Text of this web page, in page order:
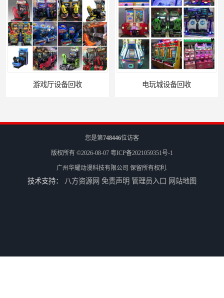
电玩城设备回收
您是第748446位访客
版权所有 ©2026-08-07 粤ICP备2021059351号-1
广州华耀动漫科技有限公司 保留所有权利.
技术支持： 八方资源网 免责声明 管理员入口 网站地图